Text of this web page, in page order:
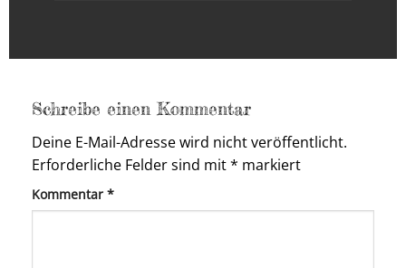
Schreibe einen Kommentar
Deine E-Mail-Adresse wird nicht veröffentlicht.
Erforderliche Felder sind mit* markiert
Kommentar *